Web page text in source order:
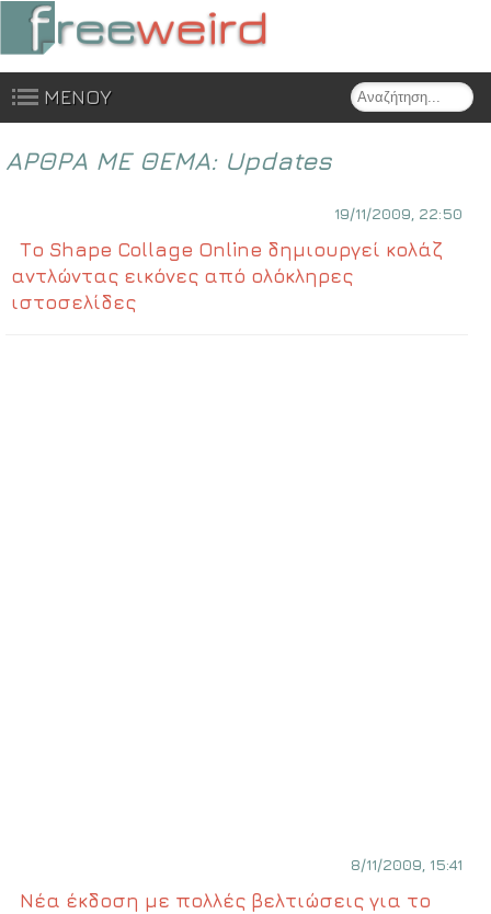
Search
ΜΕΝΟΥ
Skip to content
ΑΡΘΡΑ ΜΕ ΘΕΜΑ: Updates
19/11/2009, 22:50
Το Shape Collage Online δημιουργεί κολάζ
αντλώντας εικόνες από ολόκληρες
ιστοσελίδες
8/11/2009, 15:41
Νέα έκδοση με πολλές βελτιώσεις για το